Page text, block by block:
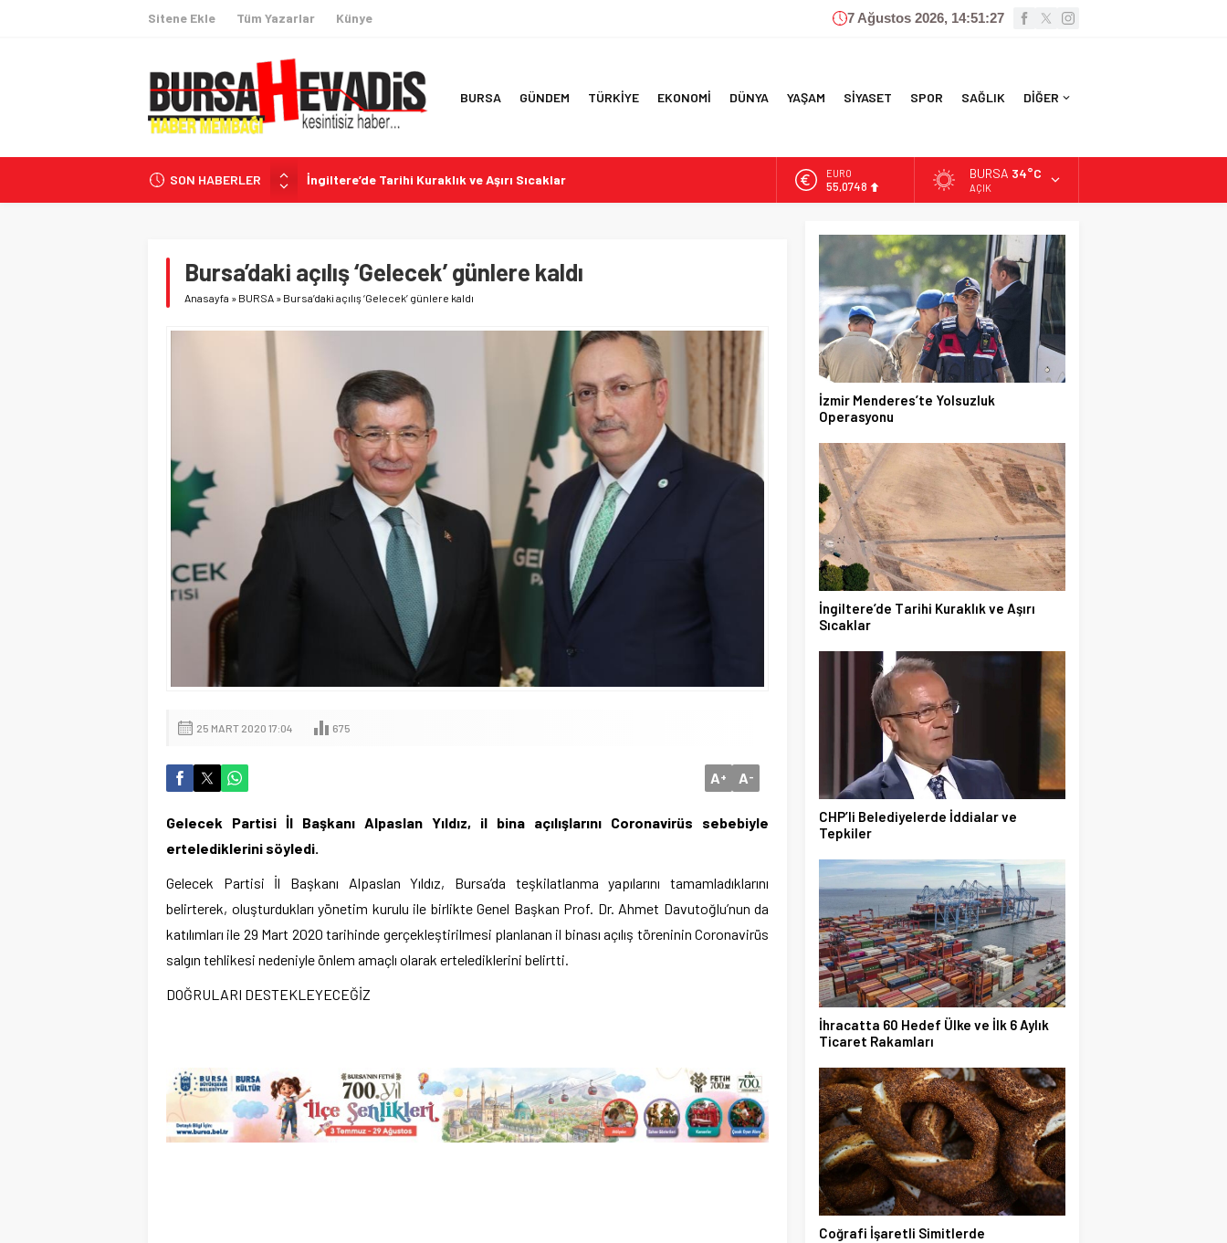
Sitene Ekle Tüm Yazarlar Künye 7 Ağustos 2026, 14:51:28
BURSA GÜNDEM TÜRKİYE EKONOMİ DÜNYA YAŞAM SİYASET SPOR SAĞLIK DİĞER
SON HABERLER
İngiltere’de Tarihi Kuraklık ve Aşırı Sıcaklar
CHP’li Belediyelerde İddialar ve Tepkiler
Coğrafi İşaretli Simitlerde Derecelendirme Sonuçları
İzmir Menderes’te Yolsuzluk Operasyonu
ALTIN
6.623,43
13.785,25
DOLAR
EURO
55,0748
BURSA 34°C
AÇIK
Bursa’daki açılış ‘Gelecek’ günlere kaldı
Anasayfa » BURSA » Bursa’daki açılış ‘Gelecek’ günlere kaldı
25 MART 2020 17:04 675
A+ A-
Gelecek Partisi İl Başkanı Alpaslan Yıldız, il bina açılışlarını Coronavirüs sebebiyle
ertelediklerini söyledi.
Gelecek Partisi İl Başkanı Alpaslan Yıldız, Bursa’da teşkilatlanma yapılarını tamamladıklarını
belirterek, oluşturdukları yönetim kurulu ile birlikte Genel Başkan Prof. Dr. Ahmet Davutoğlu’nun da
katılımları ile 29 Mart 2020 tarihinde gerçekleştirilmesi planlanan il binası açılış töreninin Coronavirüs
salgın tehlikesi nedeniyle önlem amaçlı olarak ertelediklerini belirtti.
DOĞRULARI DESTEKLEYECEĞİZ
İzmir Menderes’te Yolsuzluk
Operasyonu
İngiltere’de Tarihi Kuraklık ve Aşırı
Sıcaklar
CHP’li Belediyelerde İddialar ve
Tepkiler
İhracatta 60 Hedef Ülke ve İlk 6 Aylık
Ticaret Rakamları
Coğrafi İşaretli Simitlerde